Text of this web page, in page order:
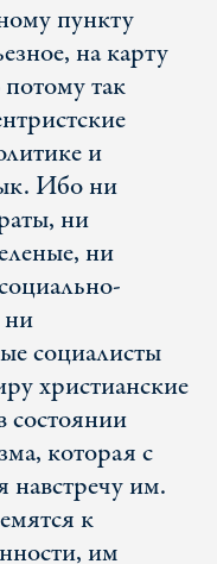
пункту
на карту
так
и
Ибо ни
ни
ни
ни
социалисты
христианские
состоянии
которая с
навстречу им.
к
им